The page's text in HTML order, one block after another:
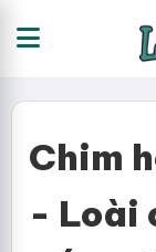
Chim
- Loài